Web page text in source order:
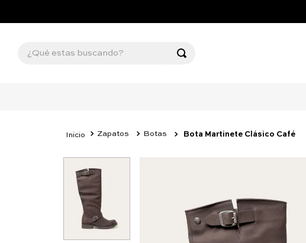
¿Qué estas buscando?
Zapatos Botas Bota Martinete Clásico Café